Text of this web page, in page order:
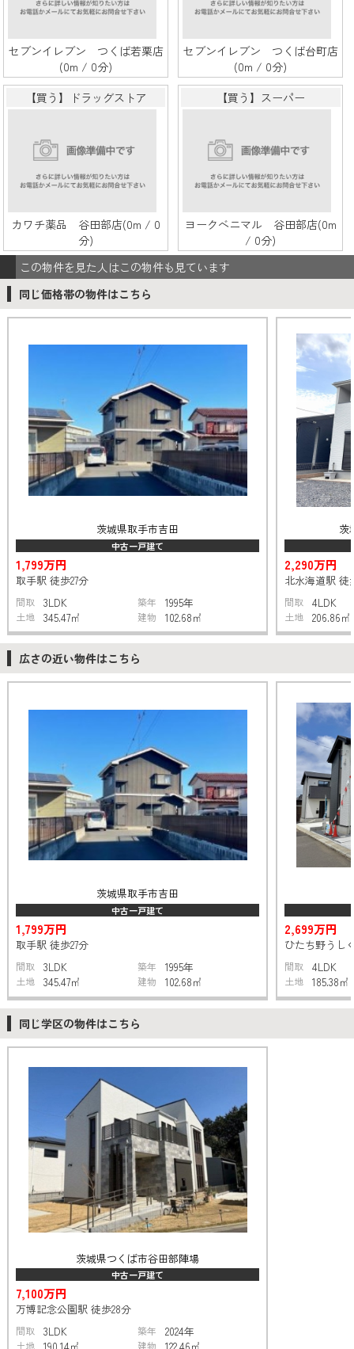
セブンイレブン つくば若栗店
(0m / 0分)
セブンイレブン つくば台町店
(0m / 0分)
【買う】ドラッグストア
カワチ薬品 谷田部店(0m / 0
分)
【買う】スーパー
ヨークベニマル 谷田部店(0m
/ 0分)
この物件を見た人はこの物件も見ています
同じ価格帯の物件はこちら
茨城県取手市吉田
中古一戸建て
1,799万円
取手駅 徒歩27分
間取 3LDK 築年 1995年
土地 345.47㎡ 建物 102.68㎡
茨
2,290万円
北水海道駅 徒
間取 4LDK
土地 206.86㎡
広さの近い物件はこちら
茨城県取手市吉田
中古一戸建て
1,799万円
取手駅 徒歩27分
間取 3LDK 築年 1995年
土地 345.47㎡ 建物 102.68㎡
2,699万円
ひたち野うし
間取 4LDK
土地 185.38㎡
同じ学区の物件はこちら
茨城県つくば市谷田部陣場
中古一戸建て
7,100万円
万博記念公園駅 徒歩28分
間取 3LDK 築年 2024年
土地 建物